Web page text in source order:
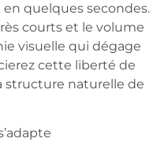
quelques secondes.
courts et le volume
visuelle qui dégage
cette liberté de
structure naturelle de